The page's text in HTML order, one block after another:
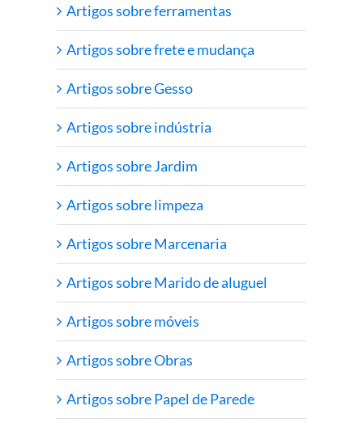
Artigos sobre ferramentas
Artigos sobre frete e mudança
Artigos sobre Gesso
Artigos sobre indústria
Artigos sobre Jardim
Artigos sobre limpeza
Artigos sobre Marcenaria
Artigos sobre Marido de aluguel
Artigos sobre móveis
Artigos sobre Obras
Artigos sobre Papel de Parede